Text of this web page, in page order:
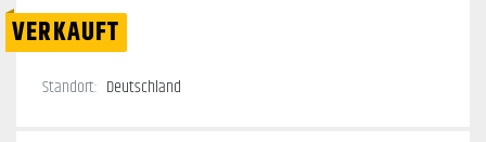
VERKAUFT
Standort: Deutschland